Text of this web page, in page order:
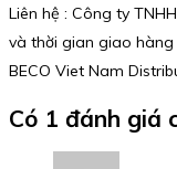
Liên hệ : Công ty
và thời gian giao hàng
BECO Viet Nam
Có 1 đánh giá